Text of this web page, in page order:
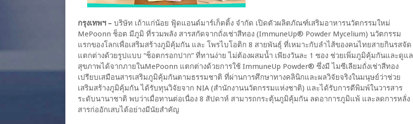
กรุงเทพฯ – บริษัท เถ้าแก่น้อย ฟู้ดแอนด์มาร์เก็ตติ้ง จำกัด เปิดตัวผลิตภัณฑ์เสริมอาหารนวัตกรรมใหม่
MePoonn ช็อต มีภูมิ ที่รวมพลัง สารสกัดจากถั่งเช่าสีทอง (ImmuneUp® Powder Mycelium) นวัตกรรม
แรกของโลกเพื่อเสริมสร้างภูมิคุ้มกัน และ โพรไบโอติก 8 สายพันธุ์ ที่เหมาะกับลำไส้ของคนไทยสายกินรสจัด
แตกต่างด้วยรูปแบบ “ช็อตกรอกปาก” ที่ทานง่าย ไม่ต้องผสมน้ำ เพียงวันละ 1 ซอง ช่วยเพิ่มภูมิคุ้มกันและดูแล
สุขภาพได้จากภายในMePoonn แตกต่างด้วยการใช้ ImmuneUp Powder® ซึ่งมี ไมซีเลียมถั่งเช่าสีทอง
เปรียบเสมือนสารเสริมภูมิคุ้มกันตามธรรมชาติ ที่ผ่านการศึกษาทางคลินิกและผลวิจัยจริงในมนุษย์ว่าช่วย
เสริมสร้างภูมิคุ้มกัน ได้รับทุนวิจัยจาก NIA (สำนักงานนวัตกรรมแห่งชาติ) และได้รับการตีพิมพ์ในวารสาร
ระดับนานาชาติ พบว่าเมื่อทานต่อเนื่อง 8 สัปดาห์ สามารถกระตุ้นภูมิคุ้มกัน ลดอาการภูมิแพ้ และลดการหลั่ง
สารก่ออักเสบได้อย่างมีนัยสำคัญ